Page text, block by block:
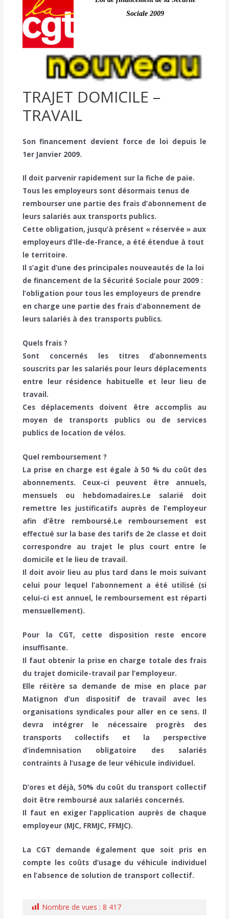
Sociale 2009
TRAJET DOMICILE –
TRAVAIL
Son financement devient force de loi depuis le
1er Janvier 2009.
Il doit parvenir rapidement sur la fiche de paie.
Tous les employeurs sont désormais tenus de
rembourser une partie des frais d’abonnement de
leurs salariés aux transports publics.
Cette obligation, jusqu’à présent « réservée » aux
employeurs d’Ile-de-France, a été étendue à tout
le territoire.
Il s’agit d’une des principales nouveautés de la loi
de financement de la Sécurité Sociale pour 2009 :
l’obligation pour tous les employeurs de prendre
en charge une partie des frais d’abonnement de
leurs salariés à des transports publics.
Quels frais ?
Sont concernés les titres d’abonnements
souscrits par les salariés pour leurs déplacements
entre leur résidence habituelle et leur lieu de
travail.
Ces déplacements doivent être accomplis au
moyen de transports publics ou de services
publics de location de vélos.
Quel remboursement ?
La prise en charge est égale à 50 % du coût des
abonnements. Ceux-ci peuvent être annuels,
mensuels ou hebdomadaires.Le salarié doit
remettre les justificatifs auprès de l’employeur
afin d’être remboursé.Le remboursement est
effectué sur la base des tarifs de 2e classe et doit
correspondre au trajet le plus court entre le
domicile et le lieu de travail.
Il doit avoir lieu au plus tard dans le mois suivant
celui pour lequel l’abonnement a été utilisé (si
celui-ci est annuel, le remboursement est réparti
mensuellement).
Pour la CGT, cette disposition reste encore
insuffisante.
Il faut obtenir la prise en charge totale des frais
du trajet domicile-travail par l’employeur.
Elle réitère sa demande de mise en place par
Matignon d’un dispositif de travail avec les
organisations syndicales pour aller en ce sens. Il
devra intégrer le nécessaire progrès des
transports collectifs et la perspective
d’indemnisation obligatoire des salariés
contraints à l’usage de leur véhicule individuel.
D’ores et déjà, 50% du coût du transport collectif
doit être remboursé aux salariés concernés.
Il faut en exiger l’application auprès de chaque
employeur (MJC, FRMJC, FFMJC).
La CGT demande également que soit pris en
compte les coûts d’usage du véhicule individuel
en l’absence de solution de transport collectif.
Nombre de vues : 8 417